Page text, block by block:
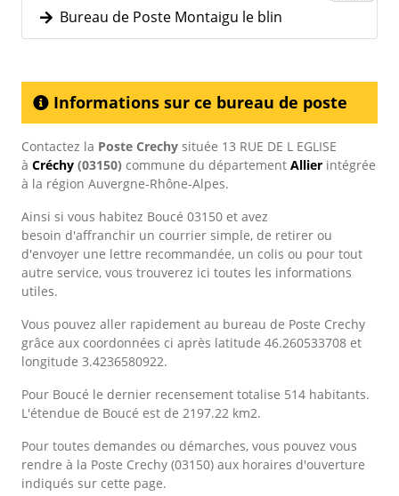
Bureau de Poste Montaigu le blin
Informations sur ce bureau de poste
Contactez la Poste Crechy située 13 RUE DE L EGLISE
à Créchy (03150) commune du département Allier intégrée
à la région Auvergne-Rhône-Alpes.
Ainsi si vous habitez Boucé 03150 et avez
besoin d'affranchir un courrier simple, de retirer ou
d'envoyer une lettre recommandée, un colis ou pour tout
autre service, vous trouverez ici toutes les informations
utiles.
Vous pouvez aller rapidement au bureau de Poste Crechy
grâce aux coordonnées ci après latitude 46.260533708 et
longitude 3.4236580922.
Pour Boucé le dernier recensement totalise 514 habitants.
L'étendue de Boucé est de 2197.22 km2.
Pour toutes demandes ou démarches, vous pouvez vous
rendre à la Poste Crechy (03150) aux horaires d'ouverture
indiqués sur cette page.